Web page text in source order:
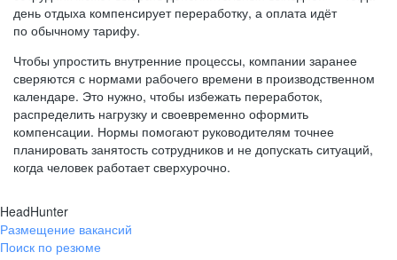
день отдыха компенсирует переработку, а оплата идёт
по обычному тарифу.
Чтобы упростить внутренние процессы, компании заранее
сверяются с нормами рабочего времени в производственном
календаре. Это нужно, чтобы избежать переработок,
распределить нагрузку и своевременно оформить
компенсации. Нормы помогают руководителям точнее
планировать занятость сотрудников и не допускать ситуаций,
когда человек работает сверхурочно.
HeadHunter
Размещение вакансий
Поиск по резюме